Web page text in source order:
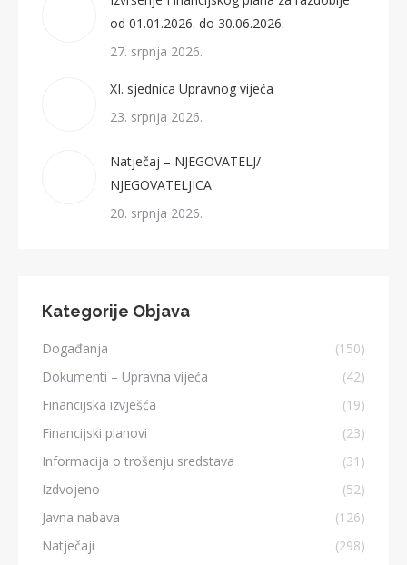
od 01.01.2026. do 30.06.2026.
27. srpnja 2026.
XI. sjednica Upravnog vijeća
23. srpnja 2026.
Natječaj – NJEGOVATELJ/
NJEGOVATELJICA
20. srpnja 2026.
Kategorije Objava
Događanja
(150)
Dokumenti – Upravna vijeća
(42)
Financijska izvješća
(19)
Financijski planovi
(23)
Informacija o trošenju sredstava
(31)
Izdvojeno
(52)
Javna nabava
(126)
Natječaji
(298)